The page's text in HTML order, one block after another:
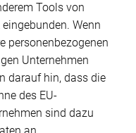
Tools von
Wenn
personenbezogenen
Unternehmen
darauf hin, dass die
des EU-
sind dazu